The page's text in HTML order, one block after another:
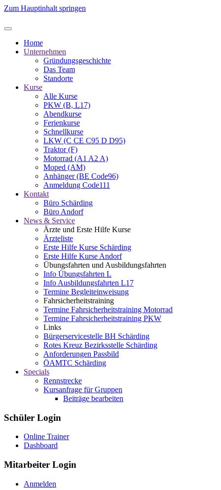
Zum Hauptinhalt springen
Home
Unternehmen
Gründungsgeschichte
Das Team
Standorte
Kurse
Alle Kurse
PKW (B, L17)
Abendkurse
Ferienkurse
Schnellkurse
LKW (C CE C95 D D95)
Traktor (F)
Motorrad (A1 A2 A)
Moped (AM)
Anhänger (BE Code96)
Anmeldung Code111
Kontakt
Büro Schärding
Büro Andorf
News & Service
Ärzte und Erste Hilfe Kurse
Ärzteliste
Erste Hilfe Kurse Schärding
Erste Hilfe Kurse Andorf
Übungsfahrten und Ausbildungsfahrten
Info Übungsfahrten L
Info Ausbildungsfahrten L17
Termine Begleiteinweisung
Fahrsicherheitstraining
Termine Fahrsicherheitstraining Motorrad
Termine Fahrsicherheitstraining PKW
Links
Bürgerservicestelle BH Schärding
Rotes Kreuz Bezirksstelle Schärding
Anforderungen Passbild
ÖAMTC Schärding
Specials
Rennstrecke
Kursanfrage für Gruppen
Beiträge bearbeiten
Schüler Login
Online Trainer
Dashboard
Mitarbeiter Login
Anmelden